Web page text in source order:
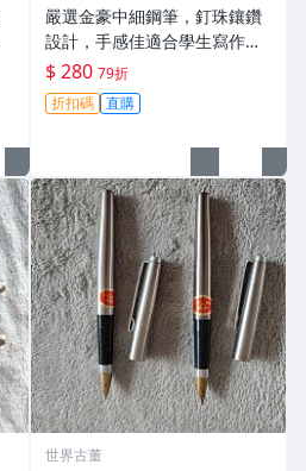
嚴選金豪中細鋼筆，釘珠鑲鑽
設計，手感佳適合學生寫作業
記筆記 金屬覆漆材質 金豪 中
細 鋪珠
$ 280 79折
折扣碼 直購
世界古董